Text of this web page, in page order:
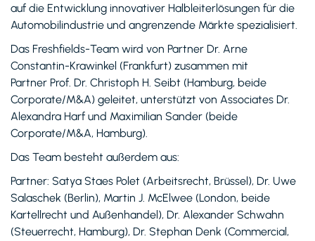
auf die Entwicklung innovativer Halbleiterlösungen für die
Automobilindustrie und angrenzende Märkte spezialisiert.
Das Freshfields-Team wird von Partner Dr. Arne
Constantin-Krawinkel (Frankfurt) zusammen mit
Partner Prof. Dr. Christoph H. Seibt (Hamburg, beide
Corporate/M&A) geleitet, unterstützt von Associates Dr.
Alexandra Harf und Maximilian Sander (beide
Corporate/M&A, Hamburg).
Das Team besteht außerdem aus:
Partner: Satya Staes Polet (Arbeitsrecht, Brüssel), Dr. Uwe
Salaschek (Berlin), Martin J. McElwee (London, beide
Kartellrecht und Außenhandel), Dr. Alexander Schwahn
(Steuerrecht, Hamburg), Dr. Stephan Denk (Commercial,